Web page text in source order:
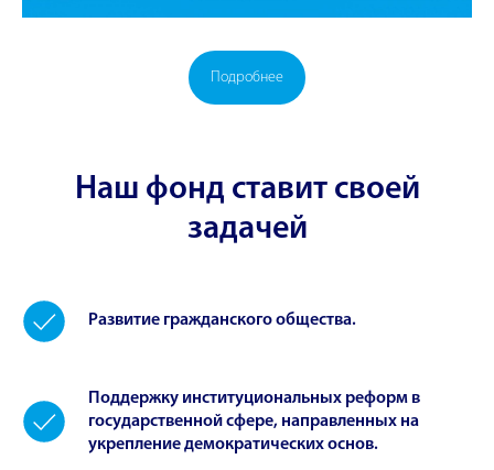
Подробнее
Наш фонд ставит своей
задачей
Развитие гражданского общества.
Поддержку институциональных реформ в
государственной сфере, направленных на
укрепление демократических основ.